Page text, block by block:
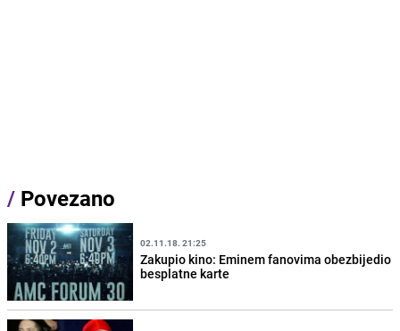
/ Povezano
02.11.18. 21:25
Zakupio kino: Eminem fanovima obezbijedio
besplatne karte